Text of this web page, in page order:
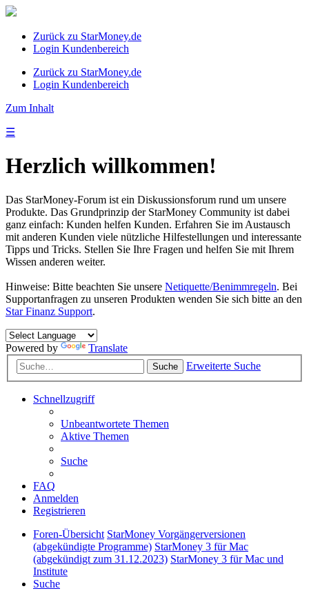
Zurück zu StarMoney.de
Login Kundenbereich
Zurück zu StarMoney.de
Login Kundenbereich
Zum Inhalt
☰
Herzlich willkommen!
Das StarMoney-Forum ist ein Diskussionsforum rund um unsere
Produkte. Das Grundprinzip der StarMoney Community ist dabei
ganz einfach: Kunden helfen Kunden. Erfahren Sie im Austausch
mit anderen Kunden viele nützliche Hilfestellungen und interessante
Tipps und Tricks. Stellen Sie Ihre Fragen und helfen Sie mit Ihrem
Wissen anderen weiter.
Hinweise: Bitte beachten Sie unsere Netiquette/Benimmregeln. Bei
Supportanfragen zu unseren Produkten wenden Sie sich bitte an den
Star Finanz Support.
Powered by Translate
Suche Erweiterte Suche
Schnellzugriff
Unbeantwortete Themen
Aktive Themen
Suche
FAQ
Anmelden
Registrieren
Foren-Übersicht StarMoney Vorgängerversionen
(abgekündigte Programme) StarMoney 3 für Mac
(abgekündigt zum 31.12.2023) StarMoney 3 für Mac und
Institute
Suche